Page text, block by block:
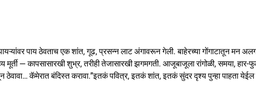
पायऱ्यांवर पाय ठेवताच एक शांत, गूढ, प्रसन्न लाट अंगावरून गेली. बाहेरच्या गोंगाटातून
— कापसासारखी शुभ्र, तरीही तेजासारखी झगमगती. आजूबाजूला रांगोळी, समया, हार-
ठेवावा… कॅमेरात बंदिस्त करावा.”इतकं पवित्र, इतकं शांत, इतकं सुंदर दृश्य पुन्हा पाहता